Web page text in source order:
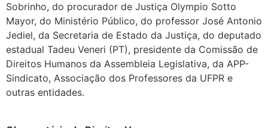
Sobrinho, do procurador de Justiça Olympio Sotto
Mayor, do Ministério Público, do professor José Antonio
Jediel, da Secretaria de Estado da Justiça, do deputado
estadual Tadeu Veneri (PT), presidente da Comissão de
Direitos Humanos da Assembleia Legislativa, da APP-
Sindicato, Associação dos Professores da UFPR e
outras entidades.